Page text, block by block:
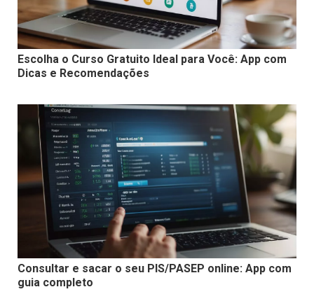
Escolha o Curso Gratuito Ideal para Você: App com
Dicas e Recomendações
Consultar e sacar o seu PIS/PASEP online: App com
guia completo